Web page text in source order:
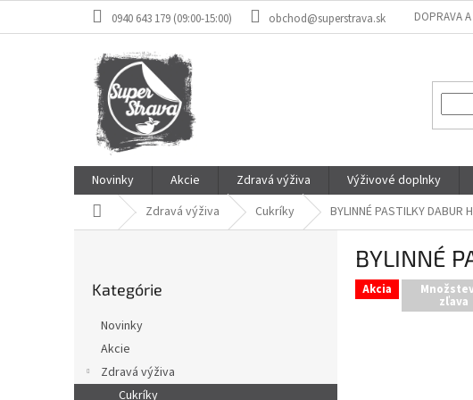
0940 643 179 (09:00-15:00) obchod@superstrava.sk DOPRAVA
Novinky Akcie Zdravá výživa Výživové doplnky
Domov Zdravá výživa Cukríky BYLINNÉ PASTILKY
kategórie
Kategórie
Novinky
Akcie
Zdravá výživa
Cukríky
BYLINNÉ
Akcia
zľava